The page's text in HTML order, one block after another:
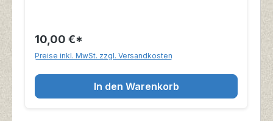
10,00 €*
Preise inkl. MwSt. zzgl. Versandkosten
In den Warenkorb